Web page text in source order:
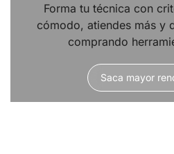
Forma tu técnica con
cómodo, atiendes más y
comprando
Saca mayor